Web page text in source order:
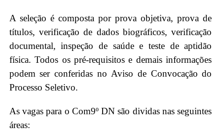
A seleção é composta por prova objetiva, prova de
títulos, verificação de dados biográficos, verificação
documental, inspeção de saúde e teste de aptidão
física. Todos os pré-requisitos e demais informações
podem ser conferidas no Aviso de Convocação do
Processo Seletivo.
As vagas para o Com9º DN são dividas nas seguintes
áreas: